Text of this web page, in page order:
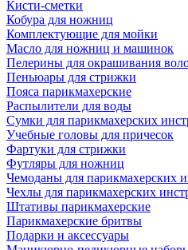
Кисти-сметки
Кобура для ножниц
Комплектующие для мойки
Масло для ножниц и машинок
Пелерины для окрашивания
Пеньюары для стрижки
Пояса парикмахерские
Распылители для воды
Сумки для парикмахерских
Учебные головы для причесок
Фартуки для стрижки
Футляры для ножниц
Чемоданы для парикмахерских
Чехлы для парикмахерских
Штативы парикмахерские
Парикмахерские бритвы
Подарки и аксессуары